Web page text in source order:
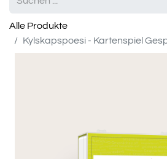
Alle Produkte
Kylskapspoesi - Kartenspiel